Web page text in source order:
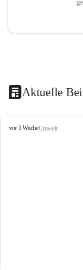
Aktuelle
V
vor 1 WocheUmwelt